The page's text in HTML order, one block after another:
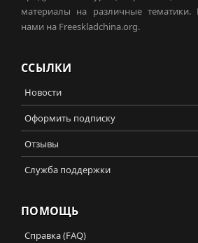
материалы на различные тематики.
нами на Freeskladchina.org.
ССЫЛКИ
Новости
Оформить подписку
Отзывы
Служба поддержки
ПОМОЩЬ
Справка (FAQ)